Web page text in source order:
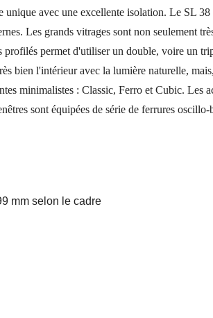
avec une excellente isolation. Le SL
Les grands vitrages sont non seulement
profilés permet d'utiliser un double, voire un
bien l'intérieur avec la lumière naturelle,
minimalistes : Classic, Ferro et Cubic. Les
sont équipées de série de ferrures
mm selon le cadre